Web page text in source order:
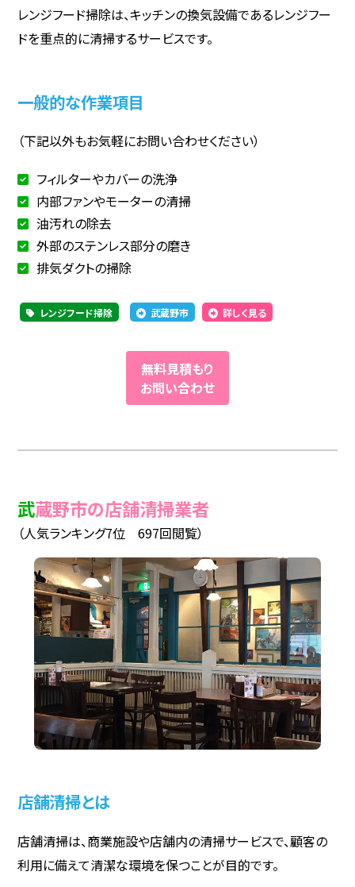
レンジフード掃除は、キッチンの換気設備であるレンジフー
ドを重点的に清掃するサービスです。
一般的な作業項目
（下記以外もお気軽にお問い合わせください）
フィルターやカバーの洗浄
内部ファンやモーターの清掃
油汚れの除去
外部のステンレス部分の磨き
排気ダクトの掃除
レンジフード掃除 武蔵野市 詳しく見る
無料見積もり
お問い合わせ
武蔵野市の店舗清掃業者
（人気ランキング7位 697回閲覧）
店舗清掃とは
店舗清掃は、商業施設や店舗内の清掃サービスで、顧客の
利用に備えて清潔な環境を保つことが目的です。